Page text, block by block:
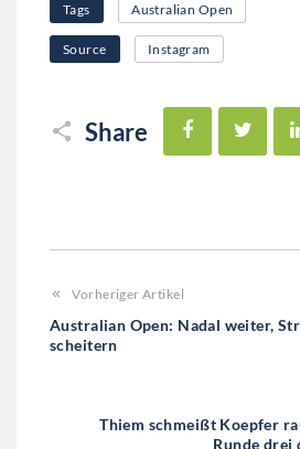
Tags Australian Open
Source Instagram
Share
Facebook
Vorheriger Artikel
Australian Open: Nadal weiter,
scheitern
Thiem schmeißt Koepfer
Runde drei